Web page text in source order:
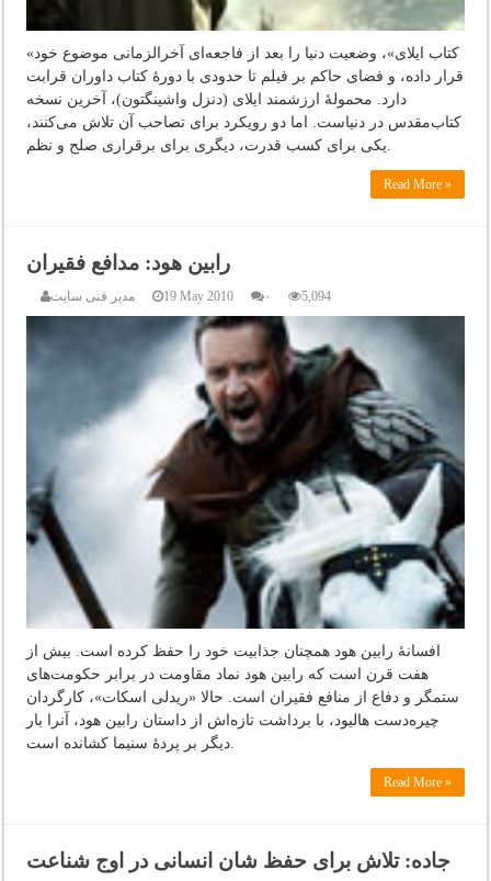
«کتاب ایلای»، وضعیت دنیا را بعد از فاجعه‌ای آخرالزمانی موضوع خود
قرار داده، و فضای حاکم بر فیلم تا حدودی با دورۀ کتاب داوران قرابت
دارد. محمولۀ ارزشمند ایلای (دنزل واشینگتون)، آخرین نسخه
کتاب‌مقدس در دنیاست. اما دو رویکرد برای تصاحب آن تلاش می‌کنند،
Read More »
رابین هود: مدافع فقیران
مدیر فنی سایت 19 May 2010 ۰ 5,094
افسانۀ رابین هود همچنان جذابیت خود را حفظ کرده است. بیش از
هفت قرن است که رابین هود نماد مقاومت در برابر حکومت‌های
ستمگر و دفاع از منافع فقیران است. حالا «ریدلی اسکات»، کارگردان
چیره‌دست هالیود، با برداشت تازه‌اش از داستان رابین هود، آنرا بار
دیگر بر پردۀ سنیما کشانده است.
Read More »
جاده: تلاش برای حفظ شان انسانی در اوج شناعت